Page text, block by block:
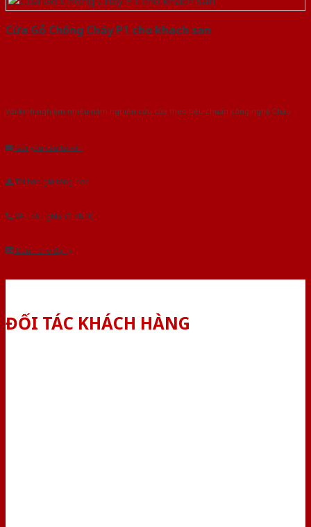
Cửa Gỗ Chống Cháy P1 cho khach san
Với kinh nghiệm nhiêu năm nghiên cứu cửa theo tiêu chuẩn công nghệ Châu
Gửi yêu cầu tư vấn
Tải báo giá tổng hợp
Yêu cầu gọi lại (3 phút)
Dành cho đại lý
ĐỐI TÁC KHÁCH HÀNG